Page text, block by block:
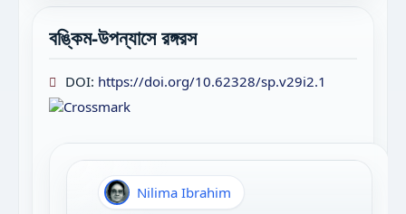
বঙ্কিম-উপন্যাসে রঙ্গরস
DOI: https://doi.org/10.62328/sp.v29i2.1
Nilima Ibrahim